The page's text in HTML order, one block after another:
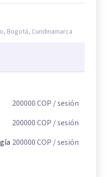
Bogotá, Cundinamarca
200000COP / sesión
200000COP / sesión
200000COP / sesión